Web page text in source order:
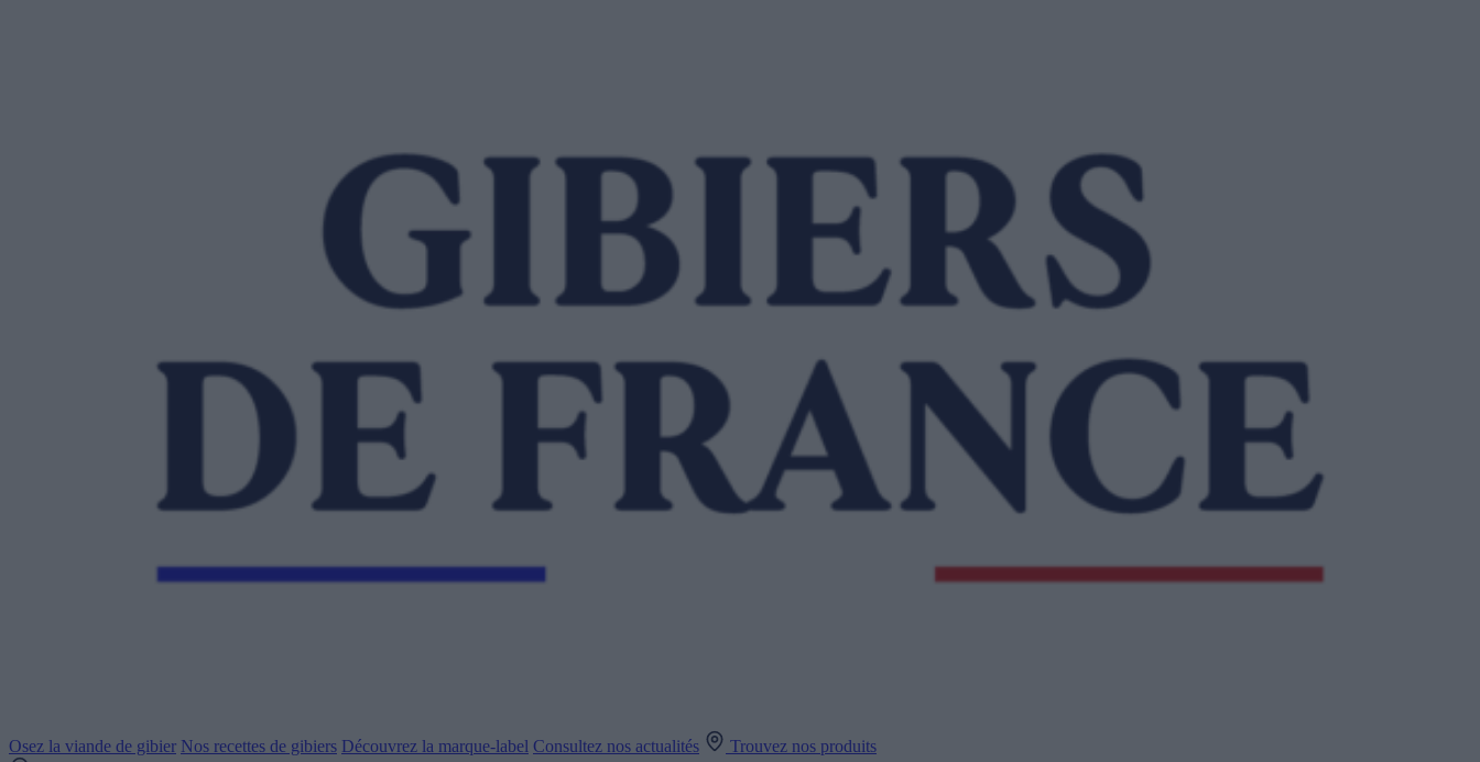
Osez la viande de gibier Nos recettes de gibiers Découvrez la marque-label Consultez nos actualités
Trouvez nos produits